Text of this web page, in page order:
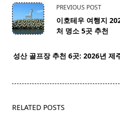
<span
class="nav-
subtitle
reader-
PREVIOUS POST
이호테우 여행지
처 명소 5곳 추천
성산 골프장 추천 6곳: 2026년 제
RELATED POSTS